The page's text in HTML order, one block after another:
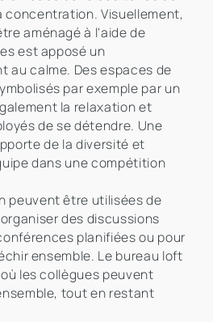
Visuellement,
aménagé à l'aide de
est apposé un
au calme. Des espaces de
par exemple par un
la relaxation et
de se détendre. Une
de la diversité et
dans une compétition
peuvent être utilisées de
des discussions
planifiées ou pour
ensemble. Le bureau loft
les collègues peuvent
tout en restant